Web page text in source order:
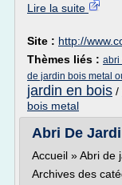
Lire la suite
Site : http://
Thèmes liés : abri
de jardin bois metal
jardin en bois /
bois metal
Abri De
Accueil » Abri de
Archives des